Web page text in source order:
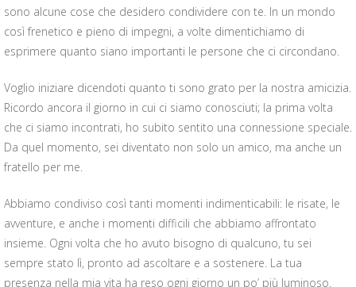
sono alcune cose che desidero condividere con te. In un mondo
così frenetico e pieno di impegni, a volte dimentichiamo di
esprimere quanto siano importanti le persone che ci circondano.
Voglio iniziare dicendoti quanto ti sono grato per la nostra amicizia.
Ricordo ancora il giorno in cui ci siamo conosciuti; la prima volta
che ci siamo incontrati, ho subito sentito una connessione speciale.
Da quel momento, sei diventato non solo un amico, ma anche un
fratello per me.
Abbiamo condiviso così tanti momenti indimenticabili: le risate, le
avventure, e anche i momenti difficili che abbiamo affrontato
insieme. Ogni volta che ho avuto bisogno di qualcuno, tu sei
sempre stato lì, pronto ad ascoltare e a sostenere. La tua
presenza nella mia vita ha reso ogni giorno un po’ più luminoso.